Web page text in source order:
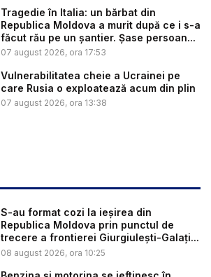
Tragedie în Italia: un bărbat din
Republica Moldova a murit după ce i s-a
făcut rău pe un șantier. Șase persoan...
07 august 2026, ora 17:53
Vulnerabilitatea cheie a Ucrainei pe
care Rusia o exploatează acum din plin
07 august 2026, ora 13:38
S-au format cozi la ieșirea din
Republica Moldova prin punctul de
trecere a frontierei Giurgiulești-Galați...
08 august 2026, ora 10:25